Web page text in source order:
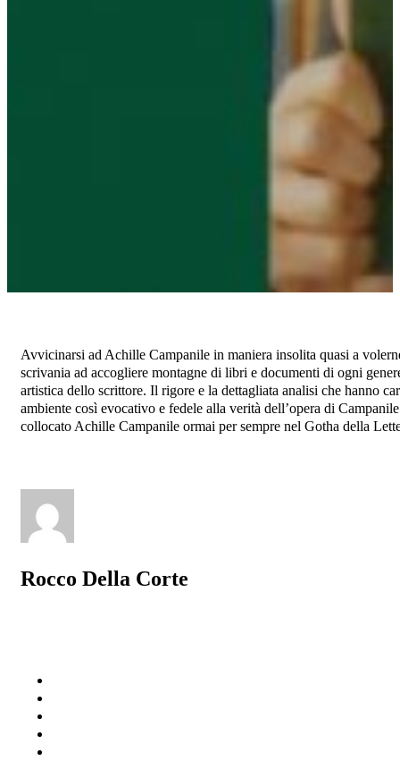
Avvicinarsi ad Achille Campanile in maniera insolita quasi a
scrivania ad accogliere montagne di libri e documenti di ogni
artistica dello scrittore. Il rigore e la dettagliata analisi che hanno
ambiente così evocativo e fedele alla verità dell’opera di
collocato Achille Campanile ormai per sempre nel Gotha della
Rocco Della Corte